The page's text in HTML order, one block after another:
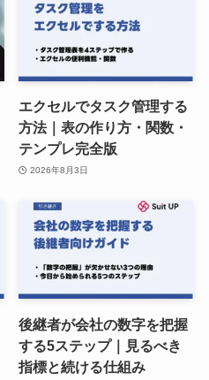
エクセルでタスク管理する
方法｜表の作り方・関数・
テンプレ完全版
2026年8月3日
後継者が会社の数字を把握
する5ステップ｜見るべき
指標と続ける仕組み